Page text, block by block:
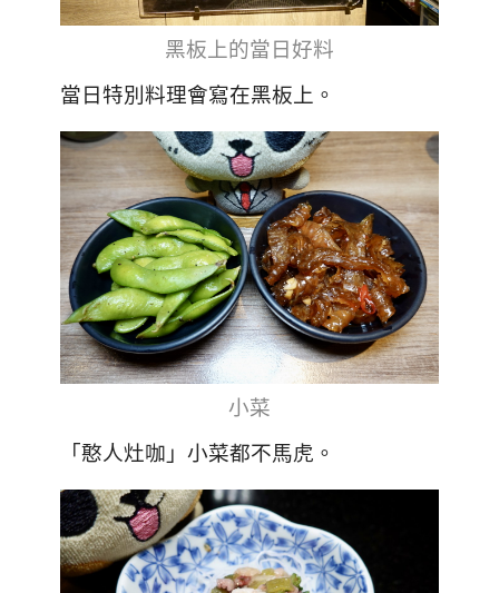
黑板上的當日好料
當日特別料理會寫在黑板上。
小菜
「憨人灶咖」小菜都不馬虎。